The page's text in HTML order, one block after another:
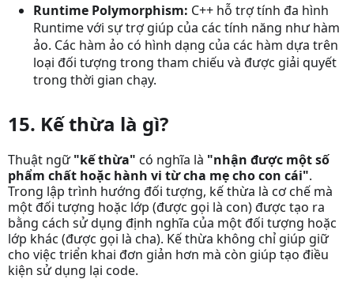
Runtime Polymorphism: C++ hỗ trợ tính đa hình
Runtime với sự trợ giúp của các tính năng như hàm
ảo. Các hàm ảo có hình dạng của các hàm dựa trên
loại đối tượng trong tham chiếu và được giải quyết
trong thời gian chạy.
15. Kế thừa là gì?
Thuật ngữ"kế thừa" có nghĩa là "nhận được một số
phẩm chất hoặc hành vi từ cha mẹ cho con cái".
Trong lập trình hướng đối tượng, kế thừa là cơ chế mà
một đối tượng hoặc lớp (được gọi là con) được tạo ra
bằng cách sử dụng định nghĩa của một đối tượng hoặc
lớp khác (được gọi là cha). Kế thừa không chỉ giúp giữ
cho việc triển khai đơn giản hơn mà còn giúp tạo điều
kiện sử dụng lại code.